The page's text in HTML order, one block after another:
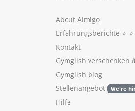
About Aimigo
Erfahrungsberichte ⭐️
Kontakt
Gymglish verschenken
Gymglish blog
Stellenangebot
We're
Hilfe